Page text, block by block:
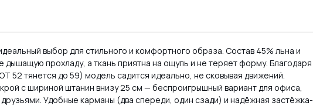
выбор для стильного и комфортного образа. Состав 45% льна и
дышащую прохладу, а ткань приятна на ощупь и не теряет форму. Благодаря
52 тянется до 59) модель садится идеально, не сковывая движений.
с шириной штанин внизу 25 см — беспроигрышный вариант для офиса,
друзьями. Удобные карманы (два спереди, один сзади) и надёжная застёжка-